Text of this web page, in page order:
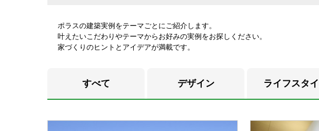
ポラスの建築実例をテーマごとにご紹介します。
叶えたいこだわりやテーマからお好みの実例をお探しください。
家づくりのヒントとアイデアが満載です。
すべて デザイン ライフスタ